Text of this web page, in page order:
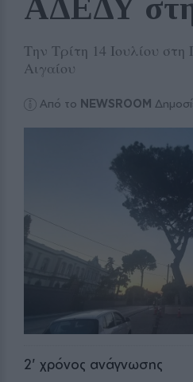
ΑΔΕΔΥ
Την Τρίτη 14 Ιουλίου
Αιγαίου
Από το NEWSROOM
2' χρόνος ανάγνωσης